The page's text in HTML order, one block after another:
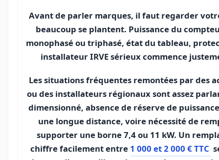
Avant de parler marques, il faut regarder
beaucoup se plantent. Puissance du
monophasé ou triphasé, état du tableau,
installateur IRVE sérieux commence
Les situations fréquentes remontées par des
ou des installateurs régionaux sont assez
dimensionné, absence de réserve de
une longue distance, voire nécessité de
supporter une borne 7,4 ou 11 kW. Un
chiffre facilement entre 1 000 et 2 000 € TTC